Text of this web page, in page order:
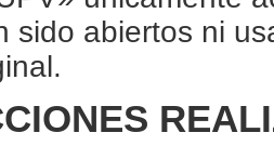
sido abiertos ni